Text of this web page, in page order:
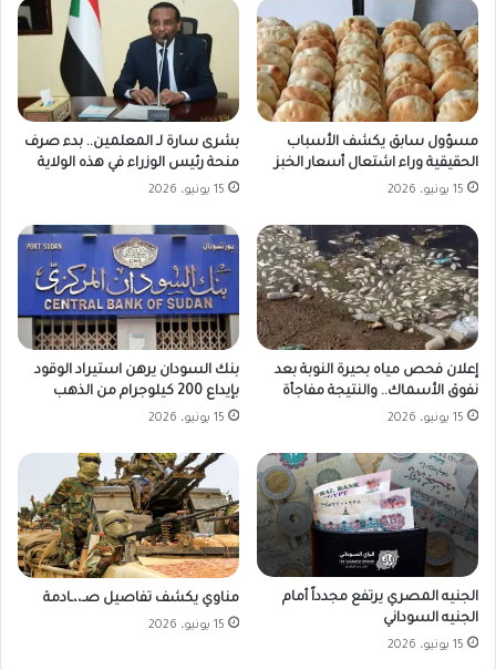
مسؤول سابق يكشف الأسباب
الحقيقية وراء اشتعال أسعار الخبز
15 يونيو، 2026
بشرى سارة لـ المعلمين.. بدء صرف
منحة رئيس الوزراء في هذه الولاية
15 يونيو، 2026
إعلان فحص مياه بحيرة النوبة بعد
نفوق الأسماك.. والنتيجة مفاجأة
15 يونيو، 2026
بنك السودان يرهن استيراد الوقود
بإيداع 200 كيلوجرام من الذهب
15 يونيو، 2026
الجنيه المصري يرتفع مجدداً أمام
الجنيه السوداني
15 يونيو، 2026
مناوي يكشف تفاصيل صـ،،ـادمة
15 يونيو، 2026